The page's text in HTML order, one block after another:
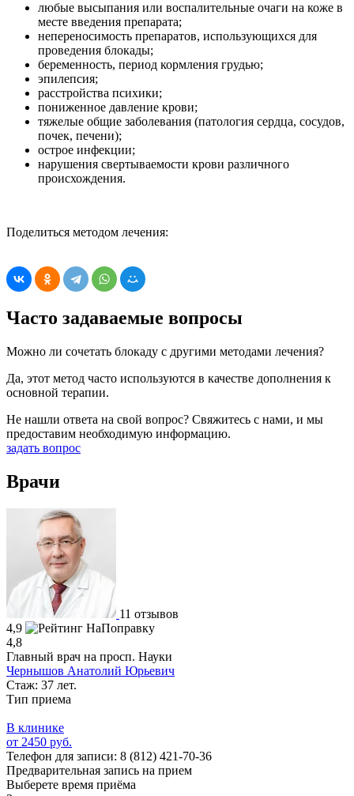
любые высыпания или воспалительные очаги на коже в
месте введения препарата;
непереносимость препаратов, использующихся для
проведения блокады;
беременность, период кормления грудью;
эпилепсия;
расстройства психики;
пониженное давление крови;
тяжелые общие заболевания (патология сердца, сосудов,
почек, печени);
острое инфекции;
нарушения свертываемости крови различного
происхождения.
Поделиться методом лечения:
Часто задаваемые вопросы
Можно ли сочетать блокаду с другими методами лечения?
Да, этот метод часто используются в качестве дополнения к
основной терапии.
Не нашли ответа на свой вопрос? Свяжитесь с нами, и мы
предоставим необходимую информацию.
задать вопрос
Врачи
11 отзывов
4,9
4,8
Главный врач на просп. Науки
Чернышов Анатолий Юрьевич
Стаж: 37 лет.
Тип приема
В клинике
от 2450 руб.
Телефон для записи: 8 (812) 421-70-36
Предварительная запись на прием
Выберете время приёма